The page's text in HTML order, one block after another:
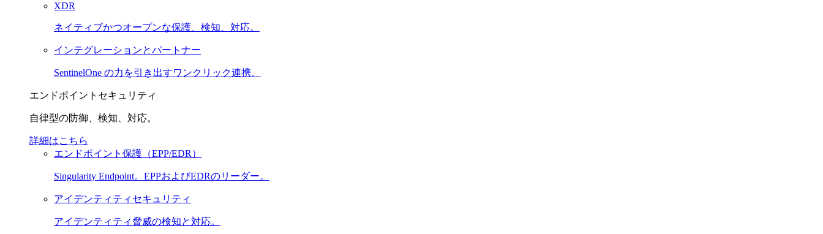
XDR
ネイティブかつオープンな保護、検知、対応。
インテグレーションとパートナー
SentinelOne の力を引き出すワンクリック連携。
エンドポイントセキュリティ
自律型の防御、検知、対応。
詳細はこちら
エンドポイント保護（EPP/EDR）
Singularity Endpoint。EPPおよびEDRのリーダー。
アイデンティティセキュリティ
アイデンティティ脅威の検知と対応。